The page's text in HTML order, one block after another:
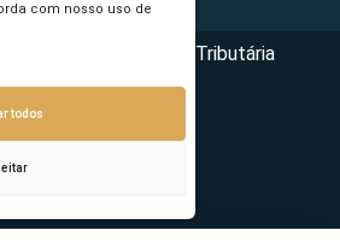
com nosso uso de
todos
- Portal da Reforma Tributária